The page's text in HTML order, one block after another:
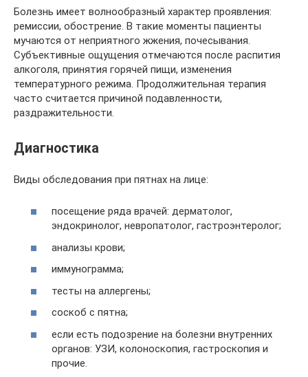
Болезнь имеет волнообразный характер проявления:
ремиссии, обострение. В такие моменты пациенты
мучаются от неприятного жжения, почесывания.
Субъективные ощущения отмечаются после распития
алкоголя, принятия горячей пищи, изменения
температурного режима. Продолжительная терапия
часто считается причиной подавленности,
раздражительности.
Диагностика
Виды обследования при пятнах на лице:
посещение ряда врачей: дерматолог,
эндокринолог, невропатолог, гастроэнтеролог;
анализы крови;
иммунограмма;
тесты на аллергены;
соскоб с пятна;
если есть подозрение на болезни внутренних
органов: УЗИ, колоноскопия, гастроскопия и
прочие.